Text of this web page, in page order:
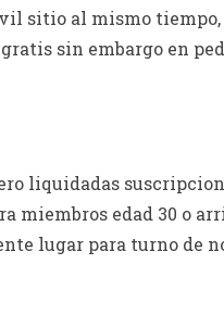
sitio al mismo tiempo,
sin embargo en
liquidadas
miembros edad 30 o
lugar para turno de